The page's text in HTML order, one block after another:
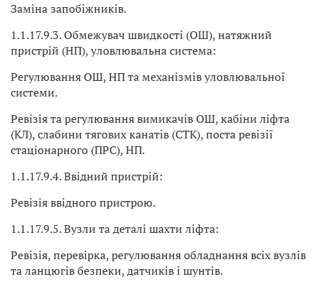
Заміна запобіжників.
1.1.17.9.3. Обмежувач швидкості (ОШ), натяжний
пристрій (НП), уловлювальна система:
Регулювання ОШ, НП та механізмів уловлювальної
системи.
Ревізія та регулювання вимикачів ОШ, кабіни ліфта
(КЛ), слабини тягових канатів (СТК), поста ревізії
стаціонарного (ПРС), НП.
1.1.17.9.4. Ввідний пристрій:
Ревізія ввідного пристрою.
1.1.17.9.5. Вузли та деталі шахти ліфта:
Ревізія, перевірка, регулювання обладнання всіх вузлів
та ланцюгів безпеки, датчиків і шунтів.